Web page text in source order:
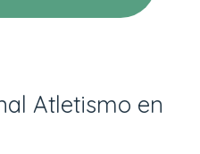
Atletismo en